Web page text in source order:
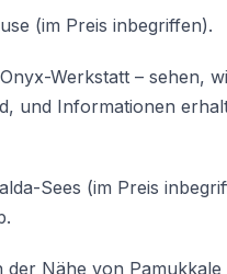
sowie
bei jedem Wetter
findet in der Regel bei
Ablauf kommen.
(im Preis inbegriffen).
Werkstatt – sehen,
und Informationen
Sees (im Preis
der Nähe von Pamukkale